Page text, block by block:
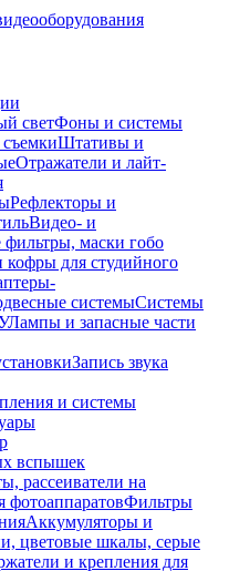
светФоны и системы
Штативы и
Отражатели и лайт-
Рефлекторы и
Видео- и
маски гобо
для студийного
системыСистемы
Лампы и запасные части
Запись звука
и системы
вспышек
рассеиватели на
фотоаппаратовФильтры
Аккумуляторы и
цветовые шкалы, серые
и крепления для